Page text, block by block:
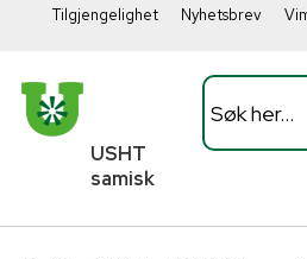
Tilgjengelighet Nyhetsbrev
USHT
samisk